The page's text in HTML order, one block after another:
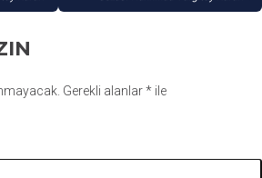
Gerekli alanlar* ile